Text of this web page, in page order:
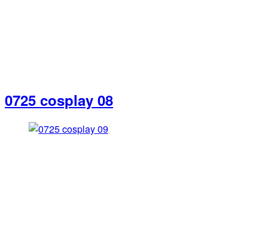
0725 cosplay 08